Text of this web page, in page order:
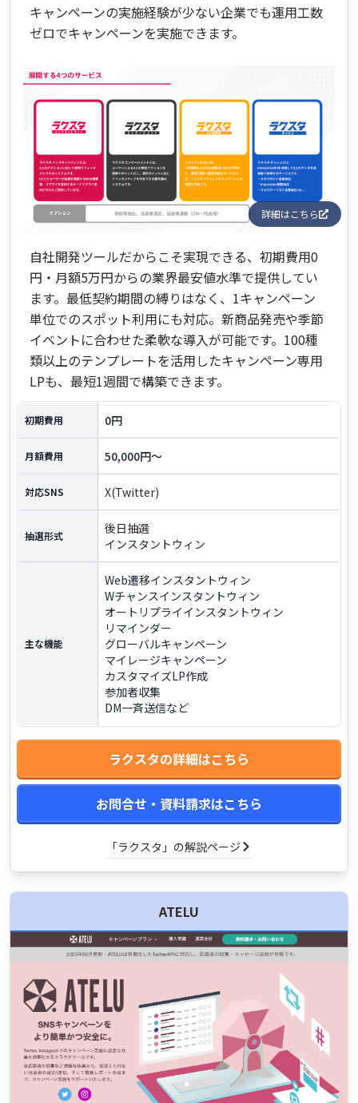
キャンペーンの実施経験が少ない企業でも運用工数
ゼロでキャンペーンを実施できます。
詳細はこちら
自社開発ツールだからこそ実現できる、初期費用0
円・月額5万円からの業界最安値水準で提供してい
ます。最低契約期間の縛りはなく、1キャンペーン
単位でのスポット利用にも対応。新商品発売や季節
イベントに合わせた柔軟な導入が可能です。100種
類以上のテンプレートを活用したキャンペーン専用
LPも、最短1週間で構築できます。
初期費用 0円
月額費用 50,000円～
対応SNS X(Twitter)
抽選形式
後日抽選
インスタントウィン
主な機能
Web遷移インスタントウィン
Wチャンスインスタントウィン
オートリプライインスタントウィン
リマインダー
グローバルキャンペーン
マイレージキャンペーン
カスタマイズLP作成
参加者収集
DM一斉送信など
ラクスタの詳細はこちら
お問合せ・資料請求はこちら
「ラクスタ」の解説ページ
ATELU